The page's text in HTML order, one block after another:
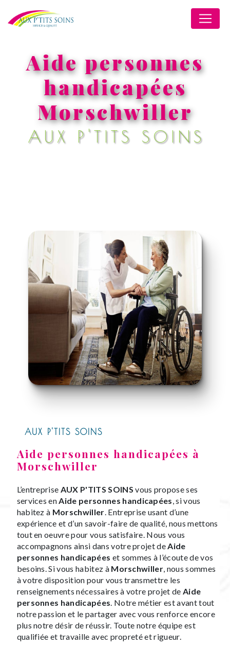
Aide personnes
handicapées
Morschwiller
AUX P'TITS SOINS
AUX P'TITS SOINS
Aide personnes handicapées à
Morschwiller
L’entreprise AUX P'TITS SOINS vous propose ses
services enAide personnes handicapées, si vous
habitez à Morschwiller. Entreprise usant d’une
expérience et d’un savoir-faire de qualité, nous mettons
tout en oeuvre pour vous satisfaire. Nous vous
accompagnons ainsi dans votre projet deAide
personnes handicapées et sommes à l’écoute de vos
besoins. Si vous habitez à Morschwiller, nous sommes
à votre disposition pour vous transmettre les
renseignements nécessaires à votre projet de Aide
personnes handicapées. Notre métier est avant tout
notre passion et le partager avec vous renforce encore
plus notre désir de réussir. Toute notre équipe est
qualifiée et travaille avec propreté et rigueur.